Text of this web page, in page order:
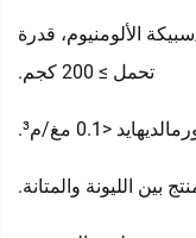
الألومنيوم، قدرة
تحمل ≥ 200 كجم.
<0.1 مغ/م³.
بين الليونة والمتانة.